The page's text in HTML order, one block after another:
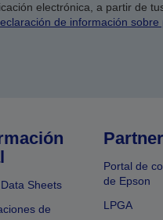
electrónica, a partir de
de información sobre
Sheets
de
Portal de
de Epson
LPGA